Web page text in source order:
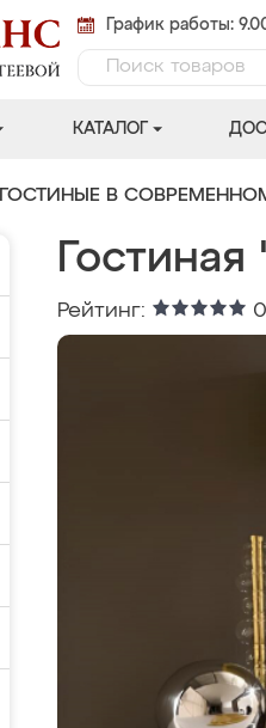
График работы:
КАТАЛОГ
ГОСТИНЫЕ В
Рейтинг: